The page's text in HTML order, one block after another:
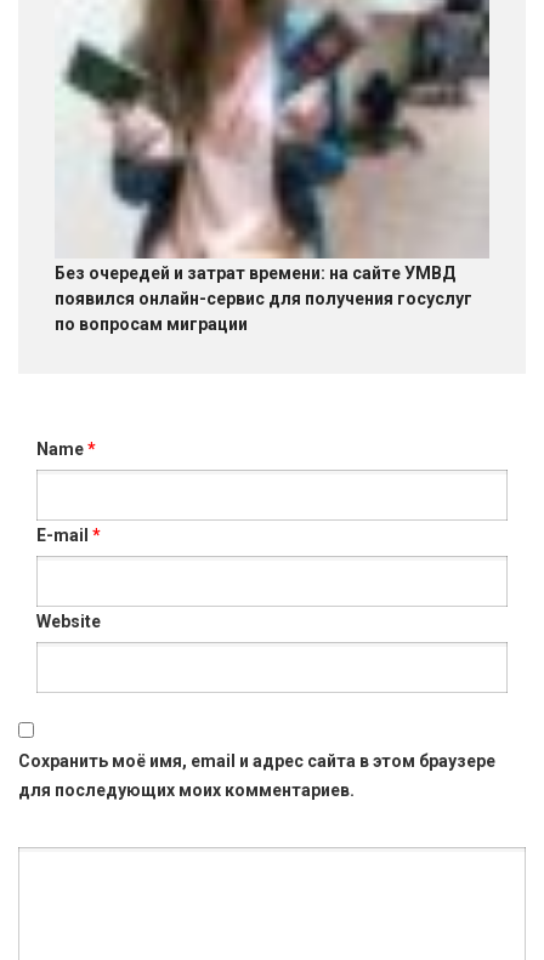
Без очередей и затрат времени: на сайте УМВД
появился онлайн-сервис для получения госуслуг
по вопросам миграции
Name*
E-mail *
Website
Сохранить моё имя, email и адрес сайта в этом браузере
для последующих моих комментариев.